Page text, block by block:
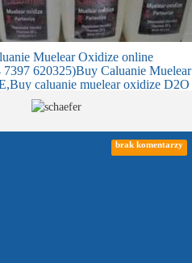
Muelear Oxidize online
620325)Buy Caluanie Muelear
caluanie muelear oxidize D2O
Water from Chemical
brak komentarzy